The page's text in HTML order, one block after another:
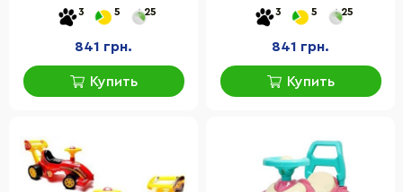
3 5 25
841 грн.
Купить
"Автошка" DOLONI TOYS
0141/05 пластик
3 5 25
841 грн.
Купить